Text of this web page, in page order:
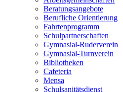
Beratungsangebote
Berufliche Orientierung
Fahrtenprogramm
Schulpartnerschaften
Gymnasial-Ruderverein
Gymnasial-Turnverein
Bibliotheken
Cafeteria
Mensa
Schulsanitätsdienst